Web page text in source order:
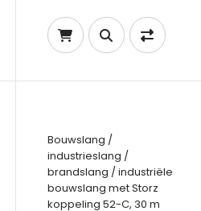
Bouwslang /
industrieslang /
brandslang / industriële
bouwslang met Storz
koppeling 52-C, 30 m